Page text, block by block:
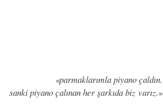
«parmaklarımla piyano çaldın.
sanki piyano çalınan her şarkıda biz varız.»